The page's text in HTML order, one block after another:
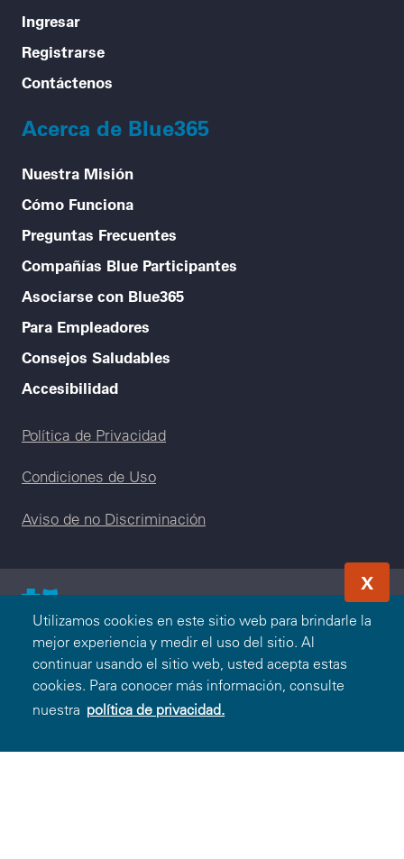
Utilizamos cookies en este sitio web para brindarle la
mejor experiencia y medir el uso del sitio. Al
continuar usando el sitio web, usted acepta estas
cookies. Para conocer más información, consulte
nuestra política de privacidad.
X
Ingresar
Registrarse
Contáctenos
Acerca de Blue365
Nuestra Misión
Cómo Funciona
Preguntas Frecuentes
Compañías Blue Participantes
Asociarse con Blue365
Para Empleadores
Consejos Saludables
Accesibilidad
Legal menu
Política de Privacidad
Condiciones de Uso
Aviso de no Discriminación
© 2000-2026 Blue Cross and Blue Shield Association - Todos
los Derechos Reservados. El programa Blue365 es
presentado a usted por Blue Cross and Blue Shield
Association. Blue Cross and Blue Shield Association es una
asociación de Compañías Blue Cross y/o Blue Shield
Shield of Montana, una División de Health Care Service